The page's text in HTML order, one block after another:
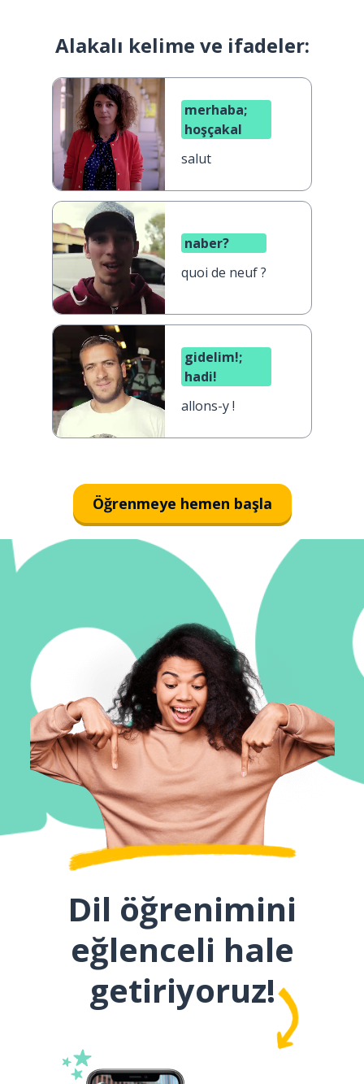
Alakalı kelime ve ifadeler:
merhaba;
hoşçakal
salut
naber?
quoi de neuf ?
gidelim!;
hadi!
allons-y !
Öğrenmeye hemen başla
Dil öğrenimini
eğlenceli hale
getiriyoruz!